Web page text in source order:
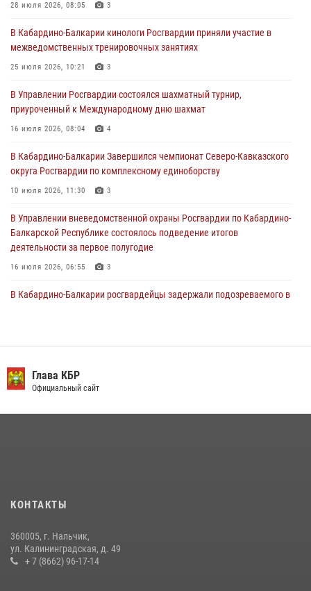
генерала армии Виктора Золотова с заместителем полномочного
представителя Президента Российской Федерации в Северо-
Кавказском федеральном округе Виталием Кузнецовым
Управление Росгвардии по Кабардино-Балкарской Республике
информирует
В Кабардино-Балкарии нештатные инструктора подразделений
Росгвардии отработали профессиональные навыки
28 июля 2026, 08:05 3
В Кабардино-Балкарии кинологи Росгвардии приняли участие в
межведомственных тренировочных занятиях
25 июля 2026, 10:21 3
В Управлении Росгвардии состоялся шахматный турнир,
приуроченный к Международному дню шахмат
16 июля 2026, 08:04 4
В Кабардино-Балкарии Завершился чемпионат Северо-Кавказского
округа Росгвардии по комплексному единоборству
10 июля 2026, 11:30 3
В Управлении вневедомственной охраны Росгвардии по Кабардино-
Балкарской Республике состоялось подведение итогов
деятельности за первое полугодие
16 июля 2026, 06:55 3
В Кабардино-Балкарии росгвардейцы задержали подозреваемого в
округе Росгвардии
09 июля 2026, 08:36
НАЧАЛЬНИК УПРАВЛЕНИЯ РОСГВАРДИИ ПО КАБАРДИНО-
БАЛКАРСКОЙ РЕСПУБЛИКЕ ПРОВЕДЕТ ПРИЕМ ГРАЖДАН
Глава КБР
Официальный сайт
КОНТАКТЫ
360005, г. Нальчик,
ул. Калининградская, д. 49
+ 7 (8662) 96-17-14